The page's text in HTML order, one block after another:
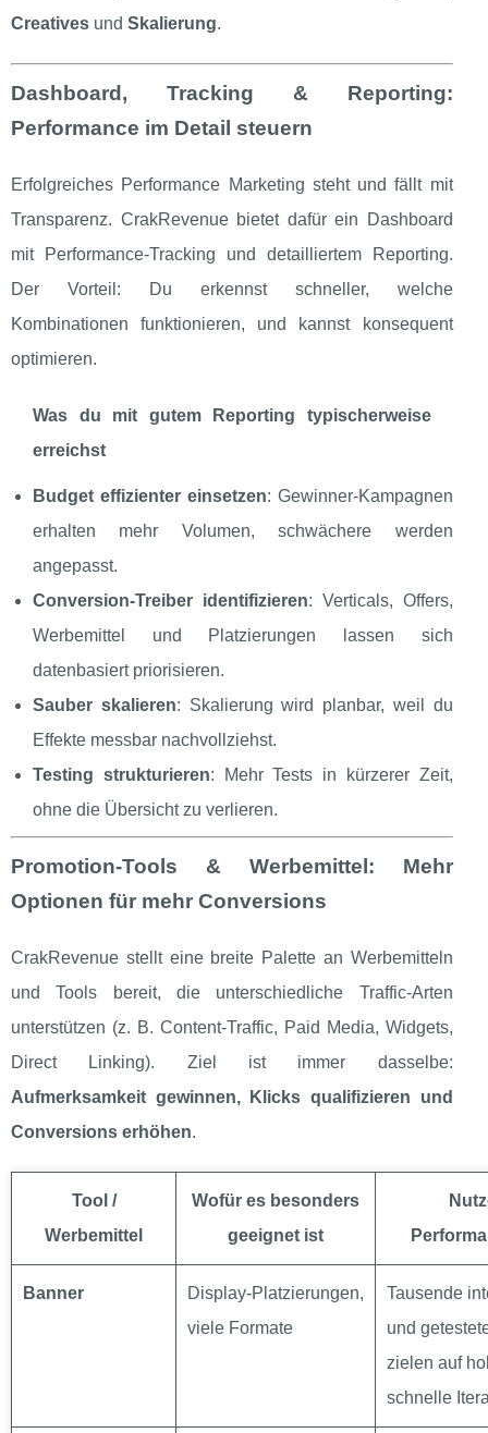
Creatives und Skalierung.
Dashboard, Tracking & Reporting:
Performance im Detail steuern
Erfolgreiches Performance Marketing steht und fällt mit
Transparenz. CrakRevenue bietet dafür ein Dashboard
mit Performance‑Tracking und detailliertem Reporting.
Der Vorteil: Du erkennst schneller, welche
Kombinationen funktionieren, und kannst konsequent
optimieren.
Was du mit gutem Reporting typischerweise
erreichst
Budget effizienter einsetzen: Gewinner‑Kampagnen
erhalten mehr Volumen, schwächere werden
angepasst.
Conversion‑Treiber identifizieren: Verticals, Offers,
Werbemittel und Platzierungen lassen sich
datenbasiert priorisieren.
Sauber skalieren: Skalierung wird planbar, weil du
Effekte messbar nachvollziehst.
Testing strukturieren: Mehr Tests in kürzerer Zeit,
ohne die Übersicht zu verlieren.
Promotion‑Tools & Werbemittel: Mehr
Optionen für mehr Conversions
CrakRevenue stellt eine breite Palette an Werbemitteln
und Tools bereit, die unterschiedliche Traffic‑Arten
unterstützen (z. B. Content‑Traffic, Paid Media, Widgets,
Direct Linking). Ziel ist immer dasselbe:
Aufmerksamkeit gewinnen, Klicks qualifizieren und
Conversions erhöhen.
Tool /
Werbemittel
Wofür es besonders
geeignet ist
Banner
Display‑Platzierungen,
viele Formate
Tausende
und
zielen auf
schnelle